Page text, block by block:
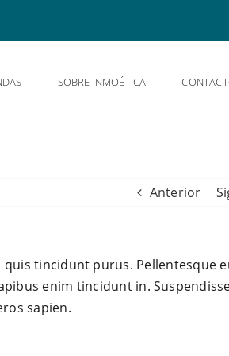
SOBRE INMOÉTICA
Anterior
tincidunt purus. Pellentesque
enim tincidunt in.
sapien.